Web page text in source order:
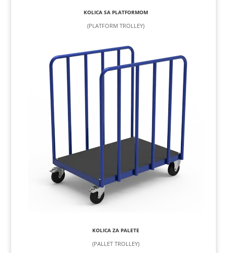
KOLICA SA PLATFORMOM
(PLATFORM TROLLEY)
KOLICA ZA PALETE
(PALLET TROLLEY)